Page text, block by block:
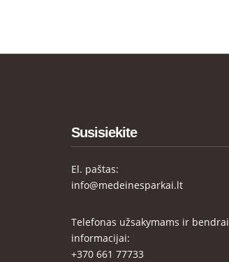
Susisiekite
El. paštas:
info@medeinesparkai.lt
Telefonas užsakymams ir bendrai
informacijai:
+370 661 77733